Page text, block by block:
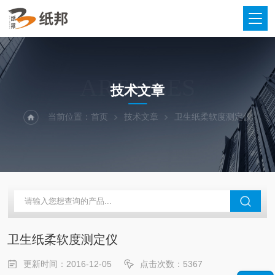
ARTICLES
技术文章
当前位置： 首页 技术文章 卫生纸柔软度测定仪
卫生纸柔软度测定仪
更新时间：2016-12-05 点击次数：5367